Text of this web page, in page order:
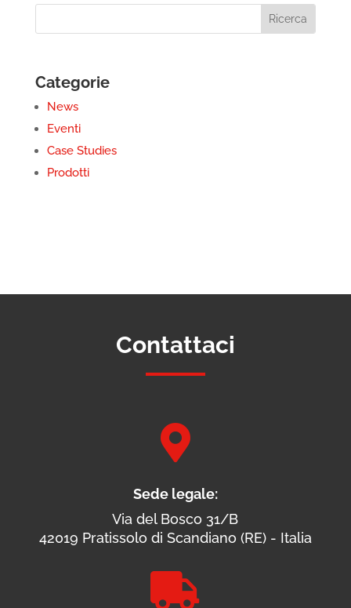
Categorie
News
Eventi
Case Studies
Prodotti
Contattaci

Sede legale:
Via del Bosco 31/B
42019 Pratissolo di Scandiano (RE) - Italia
